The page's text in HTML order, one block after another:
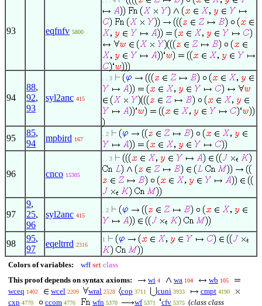
93 eqfnfv 5800
94
88,
92,
93
syl2anc 415
. . 3
95
85,
94
mpbird 167
. 2
96 cnco 15305
. . 3
97
9,
25,
96
syl2anc 415
. 2
98
95,
97
eqeltrrd 2316
1
Colors of variables: wff set class
This proof depends on syntax axioms:
wi 4 wa 104 wb 105
wceq 1402 wcel 2209 wral 2528 cop 3711 cuni 3933 cmpt 4190
cxp 4770 ccom 4776 wfn 5370 wf 5371 cfv 5375 (class class